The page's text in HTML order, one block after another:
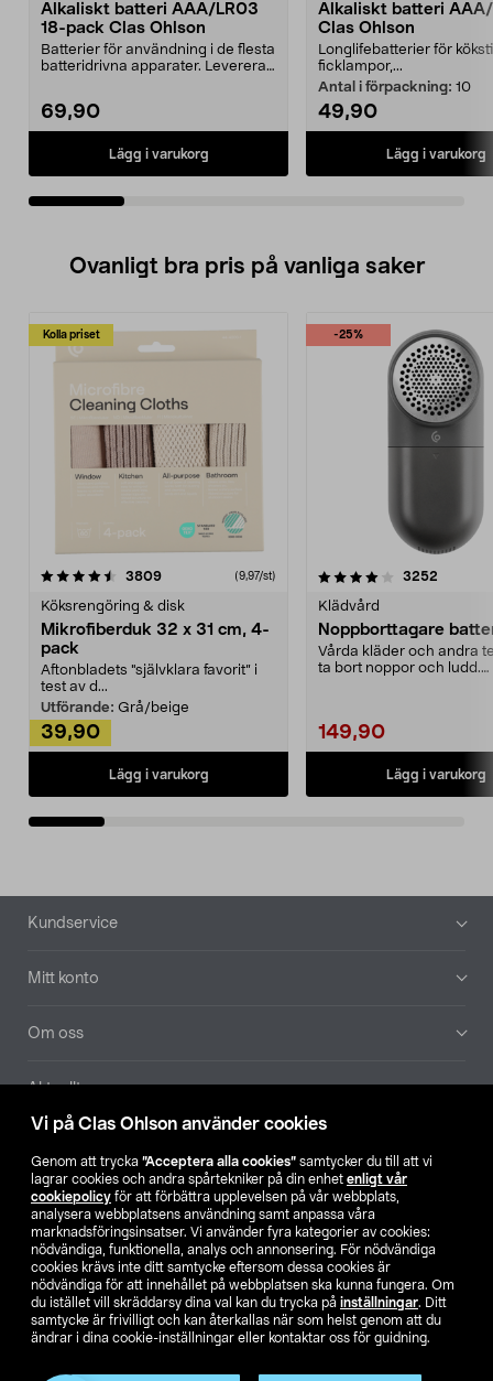
Vi på Clas Ohlson använder cookies
Genom att trycka ”Acceptera alla cookies” samtycker du till att vi
lagrar cookies och andra spårtekniker på din enhet enligt vår
cookiepolicy för att förbättra upplevelsen på vår webbplats,
analysera webbplatsens användning samt anpassa våra
marknadsföringsinsatser. Vi använder fyra kategorier av cookies:
nödvändiga, funktionella, analys och annonsering. För nödvändiga
cookies krävs inte ditt samtycke eftersom dessa cookies är
nödvändiga för att innehållet på webbplatsen ska kunna fungera. Om
du istället vill skräddarsy dina val kan du trycka på inställningar. Ditt
samtycke är frivilligt och kan återkallas när som helst genom att du
ändrar i dina cookie-inställningar eller kontaktar oss för guidning.
Alkaliskt batteri AAA/LR03
18-pack Clas Ohlson
Batterier för användning i de flesta
batteridrivna apparater. Levereras
69,90
Lägg i varukorg
Alkaliskt batteri
Clas Ohlson
Longlifebatterier för
ficklampor,...
Antal i förpackning: 10
49,90
Lägg i varukorg
Ovanligt bra pris på vanliga saker
Kolla priset
3809recensioner (9,97/st)
Köksrengöring & disk
Mikrofiberduk 32 x 31 cm, 4-
pack
Aftonbladets "självklara favorit” i
test av d...
Utförande: Grå/beige
39,90
Lägg i varukorg
-25%
4.0av 5 stjärnor 3252
Klädvård
Noppborttagare
Vårda kläder och andra
ta bort noppor och ludd.
149,90
Lägg i varukorg
4.5av 5 stjärnor
Sidfot
Kundservice
Mitt konto
Om oss
Aktuellt
Hitta butik
SE NO FI